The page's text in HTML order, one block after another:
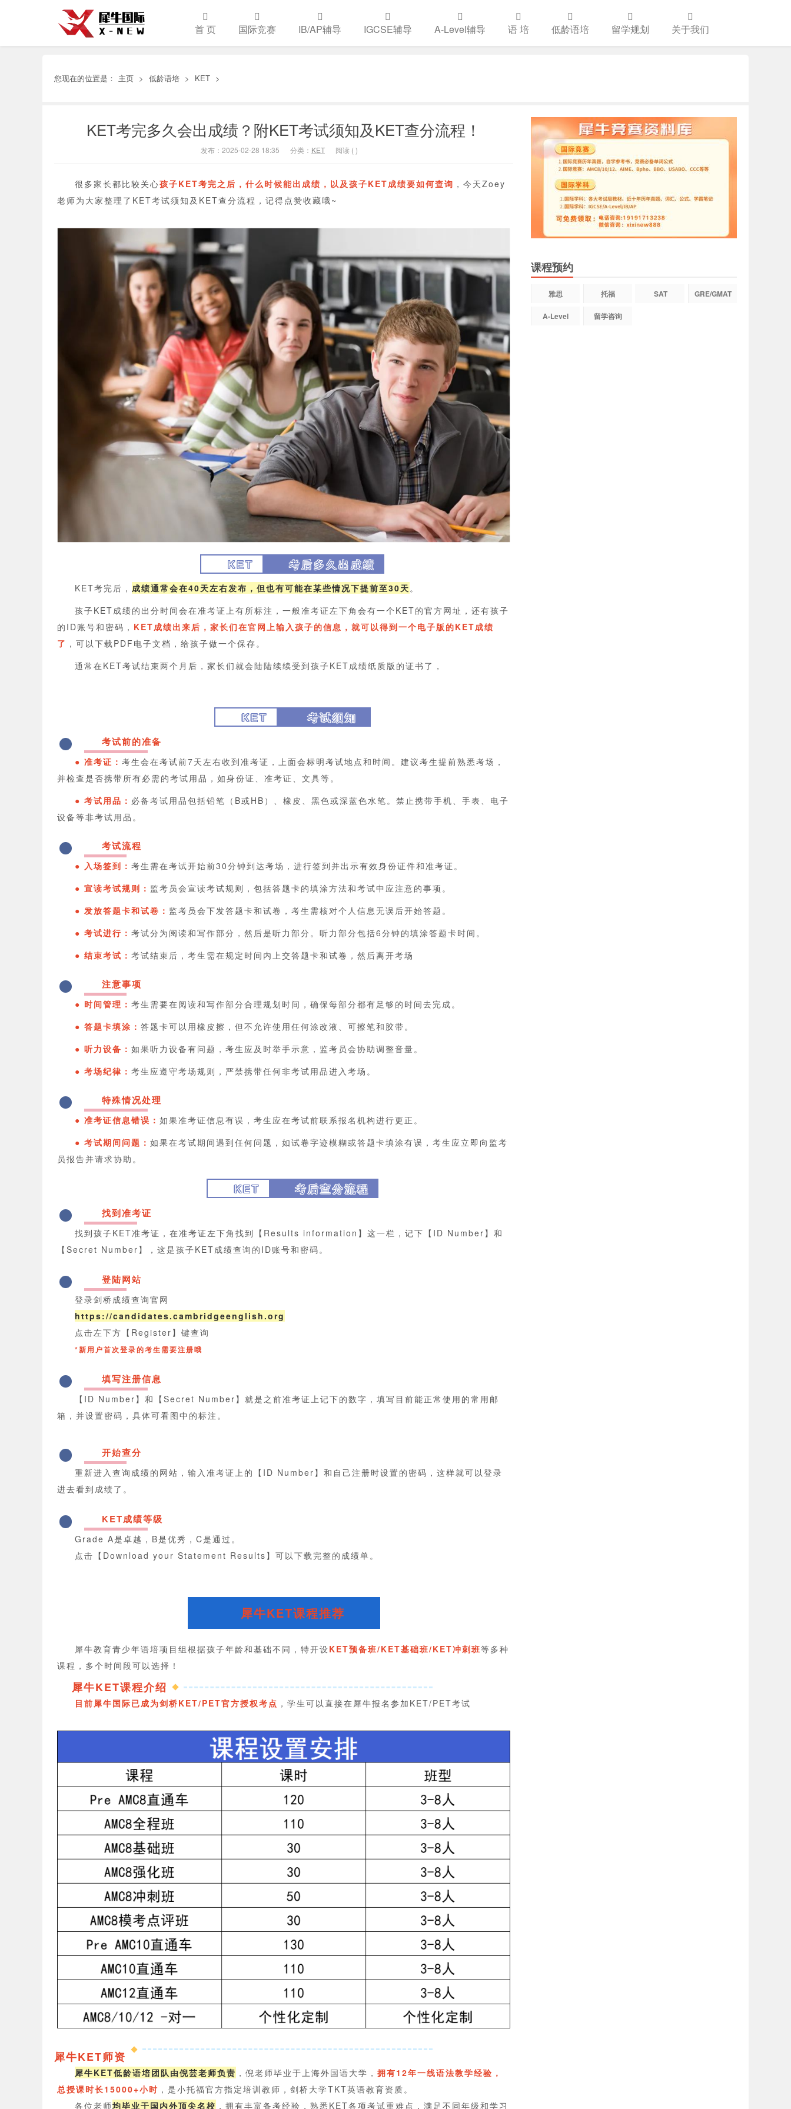
首 页 国际竞赛 IB/AP辅导 IGCSE辅导 A-Level辅导 语 培 低龄语培 留学规划 关于我们
您现在的位置是： 主页 > 低龄语培 > KET >
KET考完多久会出成绩？附KET考试须知及KET查分流程！
发布：2025-02-28 18:35 分类： KET 阅读 ()
很多家长都比较关心孩子KET考完之后，什么时候能出成绩，以及孩子KET成绩要如何查询 ，今天Zoey
老师为大家整理了KET考试须知及KET查分流程，记得点赞收藏哦~
KET 考后多久出成绩
KET考完后， 成绩通常会在40天左右发布，但也有可能在某些情况下提前至30天。
孩子KET成绩的出分时间会在准考证上有所标注，一般准考证左下角会有一个KET的官方网址，还有孩子
的ID账号和密码， KET成绩出来后，家长们在官网上输入孩子的信息，就可以得到一个电子版的KET成绩
了 ，可以下载PDF电子文档，给孩子做一个保存。
通常在KET考试结束两个月后，家长们就会陆陆续续受到孩子KET成绩纸质版的证书了，
KET 考试须知
考试前的准备
● 准考证： 考生会在考试前7天左右收到准考证，上面会标明考试地点和时间。建议考生提前熟悉考场，
并检查是否携带所有必需的考试用品，如身份证、准考证、文具等。
● 考试用品： 必备考试用品包括铅笔（B或HB）、橡皮、黑色或深蓝色水笔。禁止携带手机、手表、电子
设备等非考试用品。
考试流程
● 入场签到： 考生需在考试开始前30分钟到达考场，进行签到并出示有效身份证件和准考证。
● 宣读考试规则： 监考员会宣读考试规则，包括答题卡的填涂方法和考试中应注意的事项。
● 发放答题卡和试卷： 监考员会下发答题卡和试卷，考生需核对个人信息无误后开始答题。
● 考试进行： 考试分为阅读和写作部分，然后是听力部分。听力部分包括6分钟的填涂答题卡时间。
● 结束考试： 考试结束后，考生需在规定时间内上交答题卡和试卷，然后离开考场
注意事项
● 时间管理： 考生需要在阅读和写作部分合理规划时间，确保每部分都有足够的时间去完成。
● 答题卡填涂： 答题卡可以用橡皮擦，但不允许使用任何涂改液、可擦笔和胶带。
● 听力设备： 如果听力设备有问题，考生应及时举手示意，监考员会协助调整音量。
● 考场纪律： 考生应遵守考场规则，严禁携带任何非考试用品进入考场。
特殊情况处理
● 准考证信息错误： 如果准考证信息有误，考生应在考试前联系报名机构进行更正。
● 考试期间问题： 如果在考试期间遇到任何问题，如试卷字迹模糊或答题卡填涂有误，考生应立即向监考
员报告并请求协助。
KET 考后查分流程
找到准考证
找到孩子KET准考证，在准考证左下角找到【Results information】这一栏，记下【ID Number】和
【Secret Number】，这是孩子KET成绩查询的ID账号和密码。
登陆网站
登录剑桥成绩查询官网
https://candidates.cambridgeenglish.org
点击左下方【Register】键查询
*新用户首次登录的考生需要注册哦
填写注册信息
【ID Number】和【Secret Number】就是之前准考证上记下的数字，填写目前能正常使用的常用邮
箱，并设置密码，具体可看图中的标注。
开始查分
重新进入查询成绩的网站，输入准考证上的【ID Number】和自己注册时设置的密码，这样就可以登录
进去看到成绩了。
KET成绩等级
Grade A是卓越，B是优秀，C是通过。
点击【Download your Statement Results】可以下载完整的成绩单。
犀牛KET课程推荐
犀牛教育青少年语培项目组根据孩子年龄和基础不同，特开设KET预备班/KET基础班/KET冲刺班等多种
课程， 多个时间段可以选择！
犀牛KET课程介绍
目前犀牛国际已成为剑桥KET/PET官方授权考点 ，学生可以直接在犀牛报名参加KET/PET考试
犀牛KET师资
犀牛KET低龄语培团队由倪芸老师负责 ，倪老师毕业于上海外国语大学， 拥有12年一线语法教学经验，
总授课时长15000+小时 ，是小托福官方指定培训教师，剑桥大学TKT英语教育资质。
各位老师均毕业于国内外顶尖名校 ，拥有丰富备考经验，熟悉KET各项考试重难点，满足不同年级和学习
课程预约
雅思 托福 SAT GRE/GMAT
A-Level 留学咨询